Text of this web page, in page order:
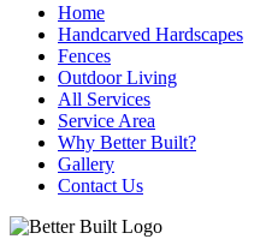
Home
Handcarved Hardscapes
Fences
Outdoor Living
All Services
Service Area
Why Better Built?
Gallery
Contact Us